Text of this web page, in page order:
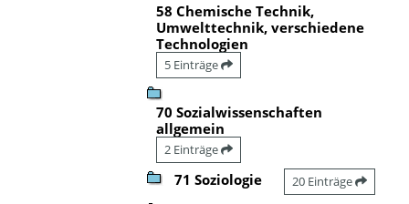
58 Chemische Technik,
Umwelttechnik, verschiedene
Technologien
5 Einträge
70 Sozialwissenschaften
allgemein
2 Einträge
71 Soziologie 20 Einträge